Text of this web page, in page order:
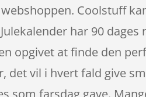
Coolstuff
har 90
opgivet at finde den
det vil i hvert fald give